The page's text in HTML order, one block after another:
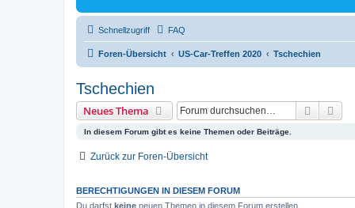
Schnellzugriff FAQ
Foren-Übersicht US-Car-Treffen 2020 Tschechien
Tschechien
Neues Thema Suche
In diesem Forum gibt es keine Themen oder Beiträge.
Zurück zur Foren-Übersicht
BERECHTIGUNGEN IN DIESEM FORUM
Du darfst keine neuen Themen in diesem Forum erstellen.